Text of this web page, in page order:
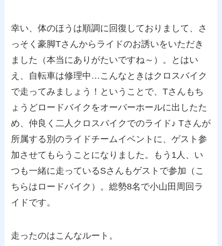
幸い、体のほうは順調に回復しておりまして、さ
っそく豪脚Tさんからライドのお誘いをいただき
ました（本当にありがたいですね～）。とはい
え、自転車は修理中…こんなときはクロスバイク
で走ってみましょう！ということで、Tさんもち
ょうどロードバイクをオーバーホールに出したた
め、仲良く二人クロスバイクでのライド♪ Tさんが
所属する別のライドチームイベントに、ゲスト参
加させてもらうことになりました。もう1人、い
つも一緒に走っているSさんもゲストで参加（こ
ちらはロードバイク）。総勢8名で小山田周回ラ
イドです。
走ったのはこんなルート。